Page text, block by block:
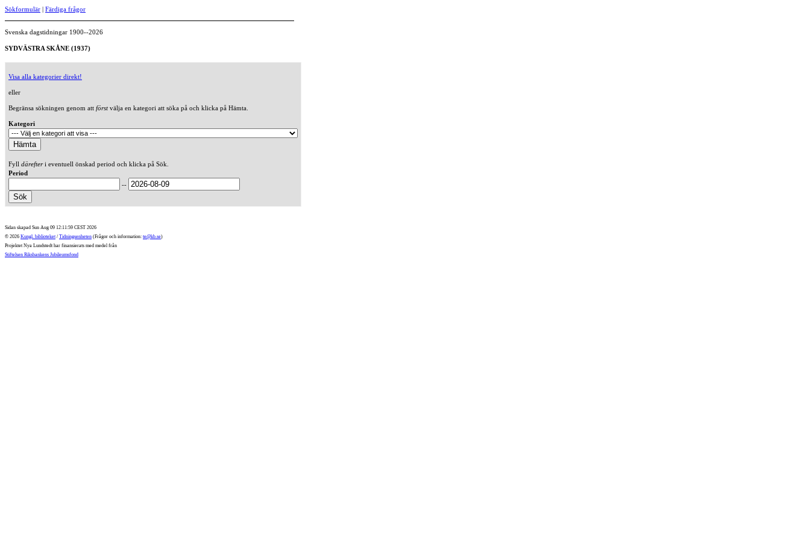
Sökformulär | Färdiga frågor
Svenska dagstidningar 1900--2026
SYDVÄSTRA SKÅNE (1937)
Visa alla kategorier direkt!
eller
Begränsa sökningen genom att förstvälja en kategori att söka på och klicka på Hämta.
Kategori
Fyll därefteri eventuell önskad period och klicka på Sök.
Period
--
Sidan skapad Sun Aug 09 12:11:59 CEST 2026
© 2026 Kungl. biblioteket / Tidningsenheten (Frågor och information: te@kb.se)
Projektet Nya Lundstedt har finansierats med medel från
Stiftelsen Riksbankens Jubileumsfond